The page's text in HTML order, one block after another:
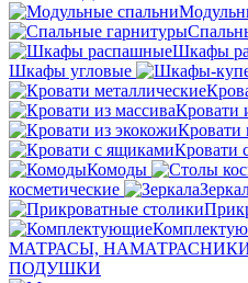
Шкафы
Шкафы угловые
Кровати
Кровати
Кровати
Комоды
косметические
МАТРАСЫ,
ПОДУШКИ